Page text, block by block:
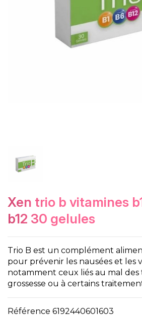
xen trio b vitamines b1 b6
b12 30 gelules
Trio B est un complément
pour prévenir les nausées et les
notamment ceux liés au mal des
grossesse ou à certains
Référence 6192440601603